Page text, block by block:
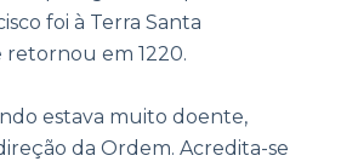
foi à Terra Santa
retornou em 1220.
estava muito doente,
da Ordem. Acredita-se